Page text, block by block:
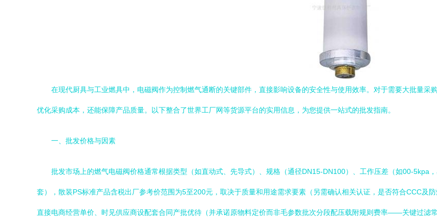
在现代厨具与工业燃具中，电磁阀作为控制燃气通断的关键部件，直接影响设备的安全性与使用效率。对于需要大批量采
优化采购成本，还能保障产品质量。以下整合了世界工厂网等货源平台的实用信息，为您提供一站式的批发指南。
一、批发价格与因素
批发市场上的燃气电磁阀价格通常根据类型（如直动式、先导式）、规格（通径DN15-DN100）、工作压差（如00-5kpa
套），散装PS标准产品含税出厂参考价范围为5至200元，取决于质量和用途需求要素（另需确认相关认证，是否符合CCC及
直接电商经营单价、时见供应商设配套合同产批优待（并承诺原物料定价而非毛参数批次分段配压载附规则费率——关键过滤